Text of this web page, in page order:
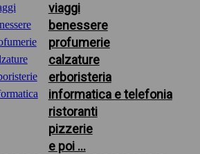
viaggi
benessere
profumerie
calzature
erboristeria
informatica e telefonia
ristoranti
pizzerie
e poi ...